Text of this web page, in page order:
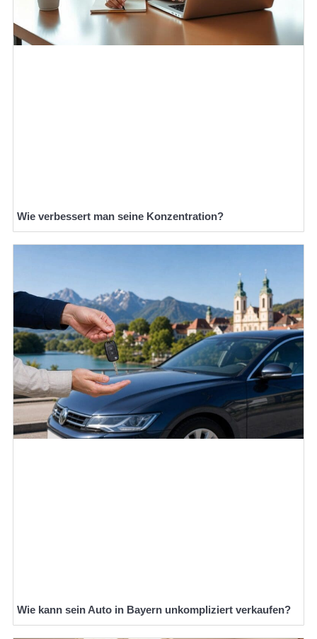
Wie verbessert man seine Konzentration?
Wie kann sein Auto in Bayern unkompliziert verkaufen?